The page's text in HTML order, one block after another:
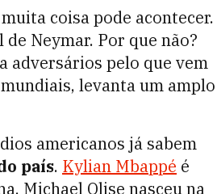
coisa pode acontecer.
Neymar. Por que não?
adversários pelo que vem
levanta um amplo
americanos já sabem
país. Kylian Mbappé é
Michael Olise nasceu na